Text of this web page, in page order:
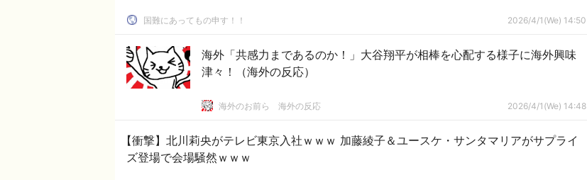
国難にあってもの申す！！ 2026/4/1(We) 14:50
海外「共感力まであるのか！」大谷翔平が相棒を心配する様子に海外興味
津々！（海外の反応）
海外のお前ら 海外の反応 2026/4/1(We) 14:48
【衝撃】北川莉央がテレビ東京入社ｗｗｗ 加藤綾子＆ユースケ・サンタマリアがサプライ
ズ登場で会場騒然ｗｗｗ